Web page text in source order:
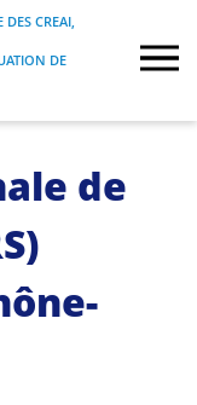
DES CREAI, EN
EN SITUATION
CREAI,
DE
de